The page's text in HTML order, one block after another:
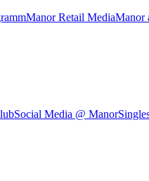
Manor Retail MediaManor
Social Media @ Manor